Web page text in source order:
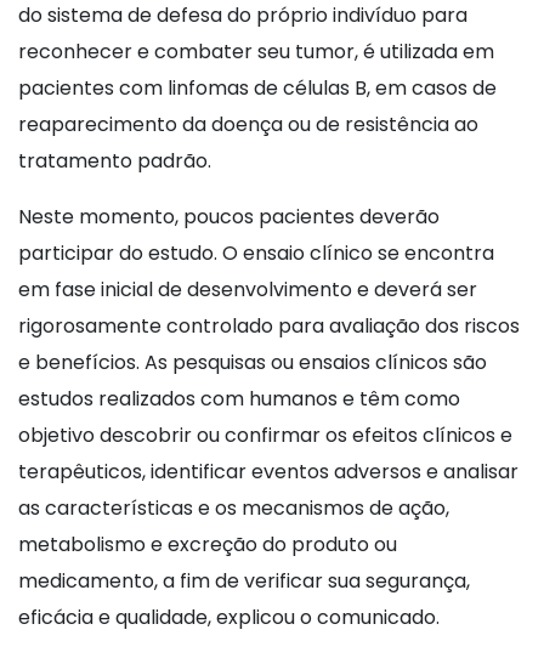
do sistema de defesa do próprio indivíduo para
reconhecer e combater seu tumor, é utilizada em
pacientes com linfomas de células B, em casos de
reaparecimento da doença ou de resistência ao
tratamento padrão.
Neste momento, poucos pacientes deverão
participar do estudo. O ensaio clínico se encontra
em fase inicial de desenvolvimento e deverá ser
rigorosamente controlado para avaliação dos riscos
e benefícios. As pesquisas ou ensaios clínicos são
estudos realizados com humanos e têm como
objetivo descobrir ou confirmar os efeitos clínicos e
terapêuticos, identificar eventos adversos e analisar
as características e os mecanismos de ação,
metabolismo e excreção do produto ou
medicamento, a fim de verificar sua segurança,
eficácia e qualidade, explicou o comunicado.